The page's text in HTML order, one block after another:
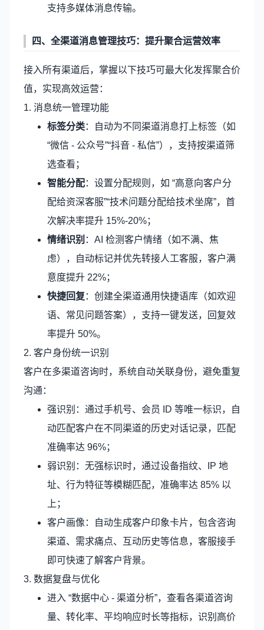
支持多媒体消息传输。
四、全渠道消息管理技巧：提升聚合运营效率
接入所有渠道后，掌握以下技巧可最大化发挥聚合价
值，实现高效运营：
1. 消息统一管理功能
标签分类：自动为不同渠道消息打上标签（如
“微信 - 公众号”“抖音 - 私信”），支持按渠道筛
选查看；
智能分配：设置分配规则，如 “高意向客户分
配给资深客服”“技术问题分配给技术坐席”，首
次解决率提升 15%-20%；
情绪识别 ：AI 检测客户情绪（如不满、焦
虑），自动标记并优先转接人工客服，客户满
意度提升 22%；
快捷回复 ：创建全渠道通用快捷语库（如欢迎
语、常见问题答案），支持一键发送，回复效
率提升 50%。
2. 客户身份统一识别
客户在多渠道咨询时，系统自动关联身份，避免重复
沟通：
强识别：通过手机号、会员 ID 等唯一标识，自
动匹配客户在不同渠道的历史对话记录，匹配
准确率达 96%；
弱识别：无强标识时，通过设备指纹、IP 地
址、行为特征等模糊匹配，准确率达 85% 以
上；
客户画像：自动生成客户印象卡片，包含咨询
渠道、需求痛点、互动历史等信息，客服接手
即可快速了解客户背景。
3. 数据复盘与优化
进入 “数据中心 - 渠道分析”，查看各渠道咨询
量、转化率、平均响应时长等指标，识别高价